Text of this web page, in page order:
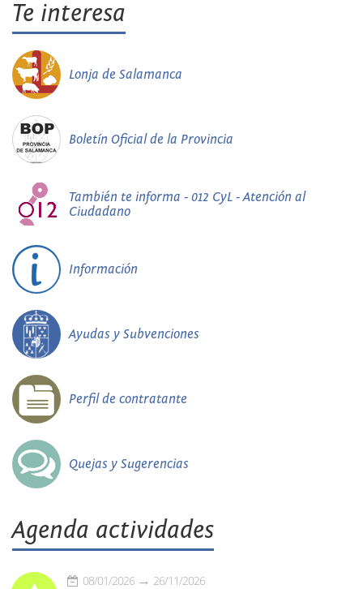
Te interesa
Lonja de Salamanca
Boletín Oficial de la Provincia
También te informa - 012 CyL - Atención al
Ciudadano
Información
Ayudas y Subvenciones
Perfil de contratante
Quejas y Sugerencias
Agenda actividades
08/01/2026 26/11/2026